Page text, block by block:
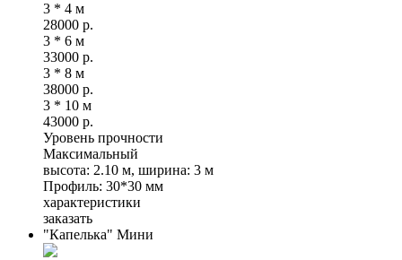
3 * 4 м
28000 р.
3 * 6 м
33000 р.
3 * 8 м
38000 р.
3 * 10 м
43000 р.
Уровень прочности
Максимальный
высота: 2.10 м, ширина: 3 м
Профиль: 30*30 мм
характеристики
заказать
"Капелька" Мини